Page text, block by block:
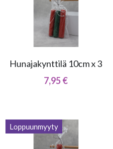
Hunajakynttilä 10cm x 3
7,95 €
Loppuunmyyty